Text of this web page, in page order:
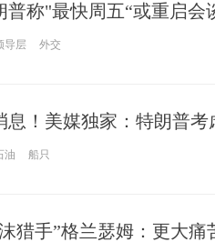
称"最快周五“或重启会
导层 外交
息！美媒独家：特朗普考
油 船只
猎手”格兰瑟姆：更大痛